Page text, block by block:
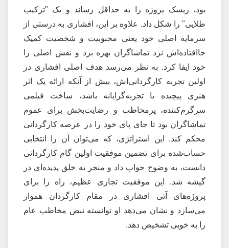
بود، ریسک پروژه را به حداقل رساند و یک "ترکیب
طلایی" را شکل داد. علاوه بر این، افشاری به درستی از
سرمایه اصلی خود یعنی محبوبیت و شخصیت کمیک
جاافتاده‌اش نزد تماشاگران بهره برد و نقش اصلی را
خود ایفا کرد. به نظر می‌رسد هدف اصلی افشاری در
اولین تجربه کارگردانی‌اش، بیش از آنکه ارائه یک اثر
هنری پیچیده یا تجربه‌گرایانه باشد، ساخت فیلمی
سرگرم‌کننده، پرمخاطب و رضایت‌بخش برای عموم
تماشاگران بود تا جای پای خود را در عرصه کارگردانی
محکم کند. این استراتژی، که می‌توان آن را انتخابی
حساب‌شده برای تضمین موفقیت اولین گام کارگردانی
دانست، به وضوح جواب داد و منجر به خلق پدیده‌ای در
گیشه شد. این موفقیت تجاری عظیم، راه را برای
پروژه‌های آتی افشاری در مقام کارگردان هموار
می‌سازد و نشان می‌دهد او توانسته نبض مخاطب عام
را به خوبی تشخیص دهد.